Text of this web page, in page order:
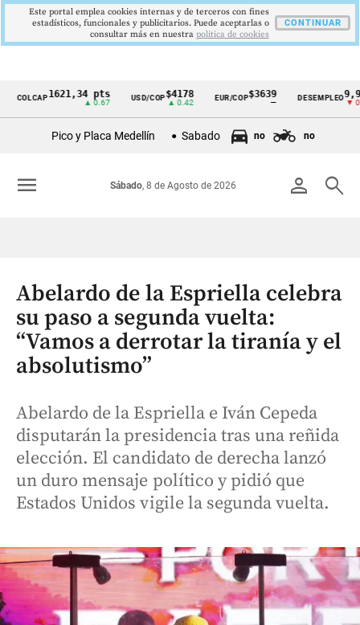
Cintillo
Colombia
1621,34 pts
▲ 0.67
USD/COP$4178
▲ 0.42
EUR/COP$3639 DESEMPLEO 9,9 %
▼ 0.30
Pico y Placa Medellín Sabado no no
person search
Sábado, 8 de Agosto de 2026
menu
Abelardo de la Espriella celebra
su paso a segunda vuelta:
“Vamos a derrotar la tiranía y el
absolutismo”
Abelardo de la Espriella e Iván Cepeda
disputarán la presidencia tras una reñida
elección. El candidato de derecha lanzó
un duro mensaje político y pidió que
Estados Unidos vigile la segunda vuelta.
Este portal emplea cookies internas y de terceros con fines
estadísticos, funcionales y publicitarios. Puede aceptarlas o
consultar más en nuestra politica de cookies
CONTINUAR